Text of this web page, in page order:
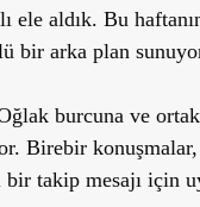
ele aldık. Bu
bir arka plan
burcuna ve
Birebir
bir takip mesajı için